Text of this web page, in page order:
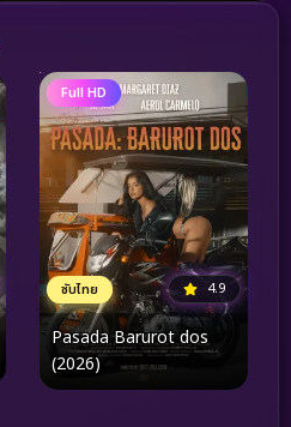
Full HD
ซับไทย 4.9
Pasada Barurot dos
(2026)